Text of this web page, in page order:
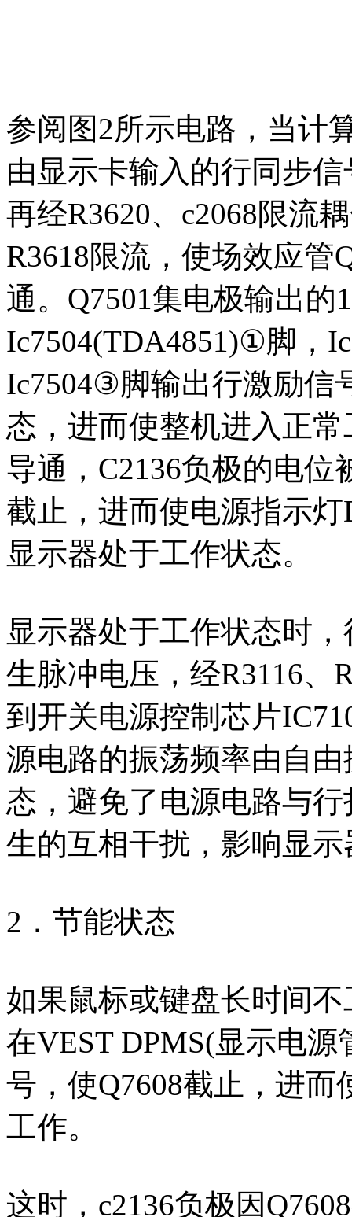
参阅图2所示电路，当计
由显示卡输入的行同步
再经R3620、c2068限流
R3618限流，使场效应管
通。Q7501集电极输出的
Ic7504(TDA4851)①脚，
Ic7504③脚输出行激励信
态，进而使整机进入正
导通，C2136负极的电位
截止，进而使电源指示
显示器处于工作状态。
显示器处于工作状态时
生脉冲电压，经R3116、
到开关电源控制芯片
源电路的振荡频率由自
态，避免了电源电路与
生的互相干扰，影响显
2．节能状态
如果鼠标或键盘长时间
在VEST DPMS(显示电
号，使Q7608截止，进而
工作。
这时，c2136负极因